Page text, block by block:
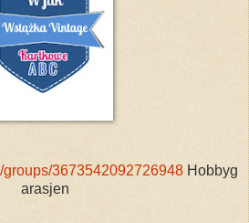
groups/3673542092726948Hobbyg
arasjen